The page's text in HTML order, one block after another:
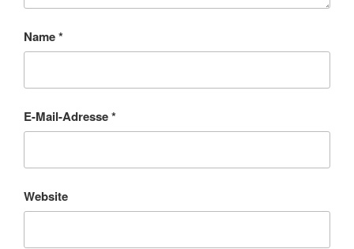
Name*
E-Mail-Adresse*
Website